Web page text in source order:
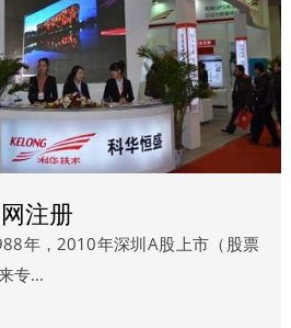
注册
年，2010年深圳A股上市（股票
专...